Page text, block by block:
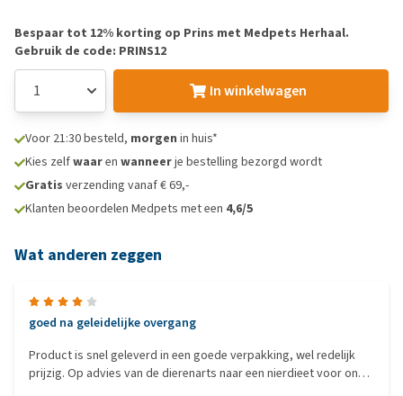
Bespaar tot 12% korting op Prins met Medpets Herhaal.
Gebruik de code: PRINS12
In winkelwagen
Voor 21:30 besteld, morgen in huis*
Kies zelfwaaren wanneerje bestelling bezorgd wordt
Gratis verzending vanaf € 69,-
Klanten beoordelen Medpets met een 4,6/5
Wat anderen zeggen
goed na geleidelijke overgang
Product is snel geleverd in een goede verpakking, wel redelijk
prijzig. Op advies van de dierenarts naar een nierdieet voor onze